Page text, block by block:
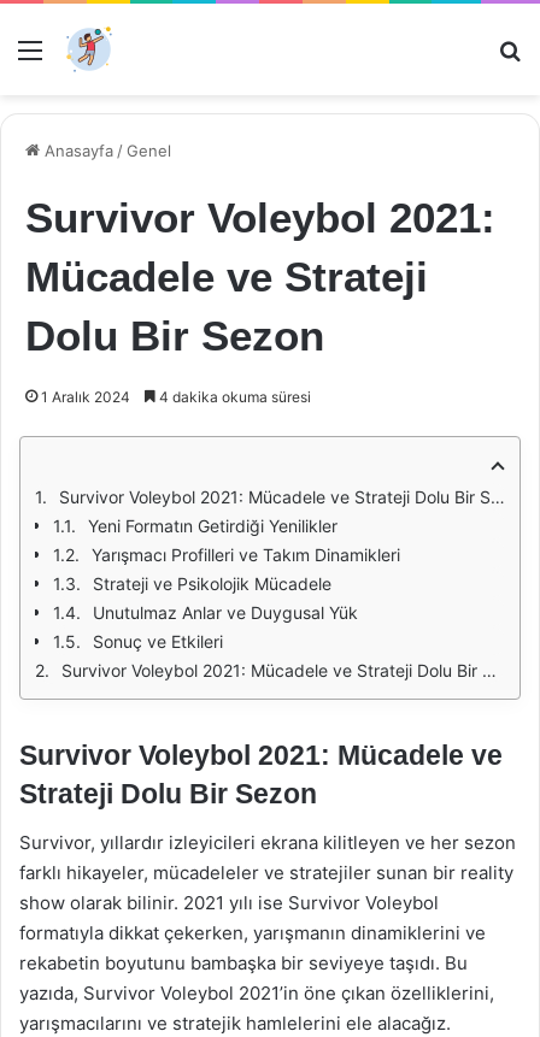
Menü
Anasayfa /Genel
Survivor Voleybol 2021:
Mücadele ve Strateji
Dolu Bir Sezon
1 Aralık 2024 4 dakika okuma süresi
Survivor Voleybol 2021: Mücadele ve Strateji Dolu Bir Sezon
Yeni Formatın Getirdiği Yenilikler
Yarışmacı Profilleri ve Takım Dinamikleri
Strateji ve Psikolojik Mücadele
Unutulmaz Anlar ve Duygusal Yük
Sonuç ve Etkileri
Survivor Voleybol 2021: Mücadele ve Strateji Dolu Bir Sezon
Survivor Voleybol 2021: Mücadele ve
Strateji Dolu Bir Sezon
Survivor, yıllardır izleyicileri ekrana kilitleyen ve her sezon
farklı hikayeler, mücadeleler ve stratejiler sunan bir reality
show olarak bilinir. 2021 yılı ise Survivor Voleybol
formatıyla dikkat çekerken, yarışmanın dinamiklerini ve
rekabetin boyutunu bambaşka bir seviyeye taşıdı. Bu
yazıda, Survivor Voleybol 2021’in öne çıkan özelliklerini,
yarışmacılarını ve stratejik hamlelerini ele alacağız.